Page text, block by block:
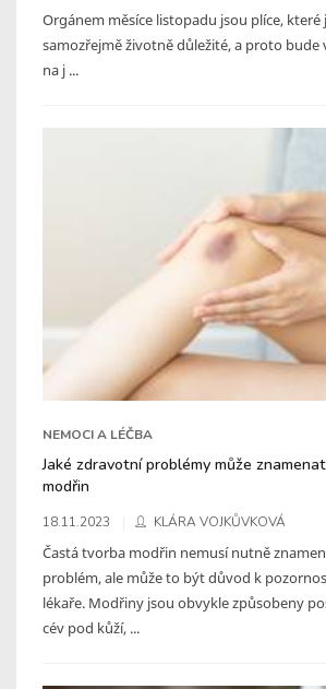
Orgánem měsíce listopadu jsou plíce, které
samozřejmě životně důležité, a proto bude
na j ...
NEMOCI A LÉČBA
Jaké zdravotní problémy může
modřin
18.11.2023 KLÁRA VOJKŮVKOVÁ
Častá tvorba modřin nemusí nutně
problém, ale může to být důvod k
lékaře. Modřiny jsou obvykle způsobeny
cév pod kůží, ...